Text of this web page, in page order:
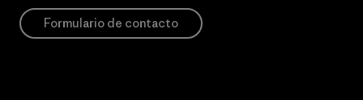
Formulario de contacto